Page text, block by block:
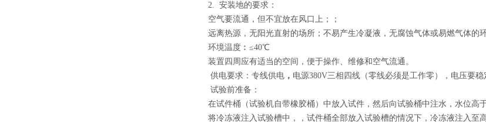
2. 安装地的要求：
空气要流通，但不宜放在风口上；
；
远离热源，无阳光直射的场所；不易产生冷凝液，无腐蚀气体或易燃气体的
环境温度︰≤40℃
装置四周应有适当的空间，便于操作、维修和空气流通。
供电要求：专线供电 ， 电源380V三相四线（零线必须是工作零），电压要稳
试验前准备：
在试件桶（试验机自带橡胶桶）中放入试件，然后向试验桶中注水，水位高
将冷冻液注入试验槽中，，试件桶全部放入试验槽的情况下，冷冻液注入